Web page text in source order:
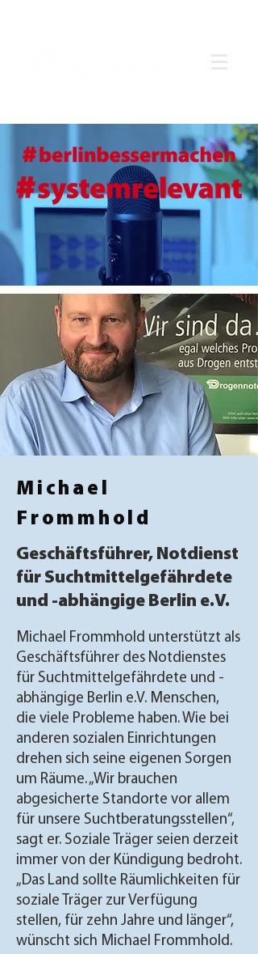
Geschäftsführer, Notdienst
für Suchtmittelgefährdete
und -abhängige Berlin e.V.
Michael
Frommhold
Michael Frommhold unterstützt als
Geschäftsführer des Notdienstes
für Suchtmittelgefährdete und -
abhängige Berlin e.V. Menschen,
die viele Probleme haben. Wie bei
anderen sozialen Einrichtungen
drehen sich seine eigenen Sorgen
um Räume. „Wir brauchen
abgesicherte Standorte vor allem
für unsere Suchtberatungsstellen“,
sagt er. Soziale Träger seien derzeit
immer von der Kündigung bedroht.
„Das Land sollte Räumlichkeiten für
soziale Träger zur Verfügung
stellen, für zehn Jahre und länger“,
wünscht sich Michael Frommhold.